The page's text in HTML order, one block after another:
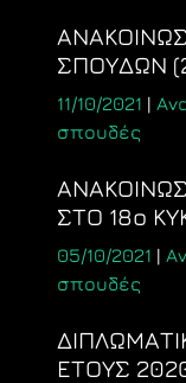
ΣΠΟΥΔΩΝ
11/10/2021 |
σπουδές
ΣΤΟ 18ο
05/10/2021 |
σπουδές
ΕΤΟΥΣ